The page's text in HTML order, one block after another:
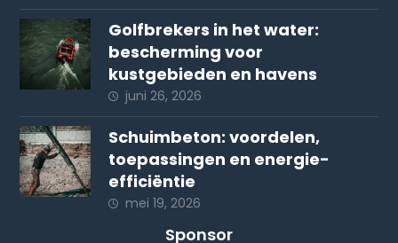
Golfbrekers in het water:
bescherming voor
kustgebieden en havens
juni 26, 2026
Schuimbeton: voordelen,
toepassingen en energie-
efficiëntie
mei 19, 2026
Sponsor